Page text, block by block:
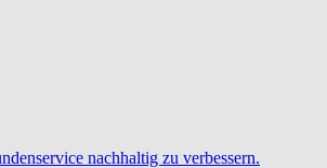
nachhaltig zu verbessern.